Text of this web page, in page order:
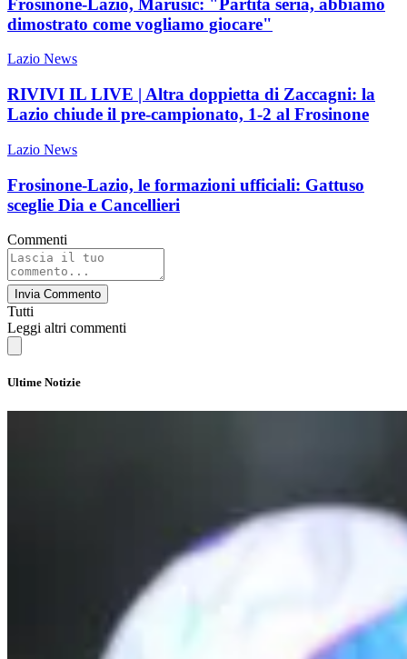
dimostrato come vogliamo giocare"
Lazio News
RIVIVI IL LIVE | Altra doppietta di Zaccagni: la
Lazio chiude il pre-campionato, 1-2 al Frosinone
Lazio News
Frosinone-Lazio, le formazioni ufficiali: Gattuso
sceglie Dia e Cancellieri
Commenti
Invia Commento
Tutti
Leggi altri commenti
Ultime Notizie